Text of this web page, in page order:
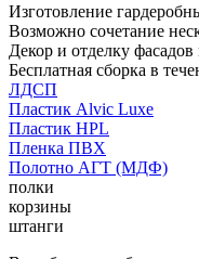
Изготовление
Возможно сочетание
Декор и отделку
Бесплатная сборка в
ЛДСП
Пластик Alvic Luxe
Пластик HPL
Пленка ПВХ
Полотно АГТ (МДФ)
полки
корзины
штанги